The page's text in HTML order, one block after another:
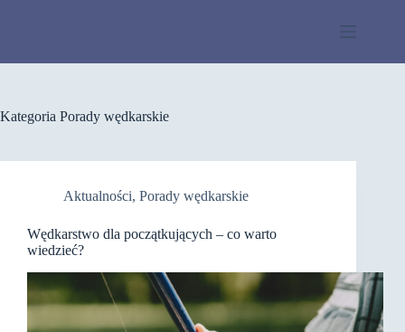
Kategoria Porady wędkarskie
Aktualności, Porady wędkarskie
Wędkarstwo dla początkujących – co warto
wiedzieć?